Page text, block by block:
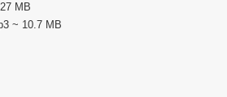
MB
~ 10.7 MB